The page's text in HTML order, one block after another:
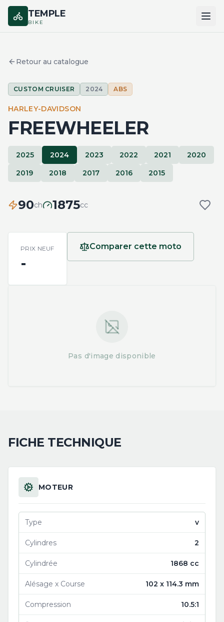
TEMPLE
BIKE
MARQUES
COMPARER
Retour au catalogue
CUSTOM CRUISER 2024 ABS
HARLEY-DAVIDSON
FREEWHEELER
2025 2024 2023 2022 2021
2020
2019
2018 2017 2016 2015
90ch 1875cc
PRIX NEUF
-
Comparer cette moto
Pas d'image disponible
FICHE TECHNIQUE
MOTEUR
Type v
Cylindres 2
Cylindrée 1868 cc
Alésage x Course 102 x 114.3 mm
Compression 10.5:1